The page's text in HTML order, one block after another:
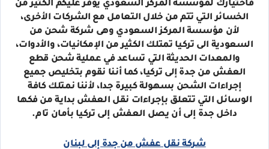
فاختيارك لمؤسسة المركز السعودي يوفر عليكم الكثير من
الخسائر التي تتم من خلال التعامل مع الشركات الأخرى،
لأن مؤسسة المركز السعودي وهى شركة شحن من
السعودية الى تركيا تمتلك الكثير من الإمكانيات، والأدوات،
والمعدات الحديثة التي تساعد في عملية شحن قطع
العفش من جدة إلى تركيا، كما أننا نقوم بتخليص جميع
إجراءات الشحن بسهولة كبيرة جدا، لأننا نمتلك كافة
الوسائل التي تتعلق بإجراءات نقل العفش بداية من فكها
داخل جدة إلى أن يصل العفش إلى تركيا بأمان تام.
شركة نقل عفش من جدة إلى لبنان